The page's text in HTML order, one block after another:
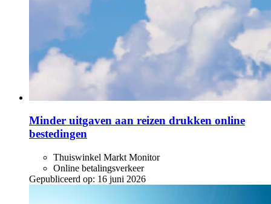
Minder uitgaven aan reizen drukken online
bestedingen
Thuiswinkel Markt Monitor
Online betalingsverkeer
Gepubliceerd op: 16 juni 2026